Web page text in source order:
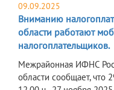
09.09.2025
Вниманию
области работают
налогоплательщиков.
Межрайонная ИФНС
области сообщает, что